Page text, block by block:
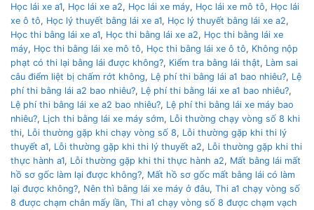
Học lái xe a1, Học lái xe a2, Học lái xe máy, Học lái xe mô tô, Học lái
xe ô tô, Học lý thuyết bằng lái xe a1, Học lý thuyết bằng lái xe a2,
Học thi bằng lái xe a1, Học thi bằng lái xe a2, Học thi bằng lái xe
máy, Học thi bằng lái xe mô tô, Học thi bằng lái xe ô tô, Không nộp
phạt có thi lại bằng lái được không?, Kiểm tra bằng lái thật, Làm sai
câu điểm liệt bị chấm rớt không, Lệ phí thi bằng lái a1 bao nhiêu?, Lệ
phí thi bằng lái a2 bao nhiêu?, Lệ phí thi bằng lái xe a1 bao nhiêu?,
Lệ phí thi bằng lái xe a2 bao nhiêu?, Lệ phí thi bằng lái xe máy bao
nhiêu?, Lịch thi bằng lái xe máy sớm, Lỗi thường chạy vòng số 8 khi
thi, Lỗi thường gặp khi chạy vòng số 8, Lỗi thường gặp khi thi lý
thuyết a1, Lỗi thường gặp khi thi lý thuyết a2, Lỗi thường gặp khi thi
thực hành a1, Lỗi thường gặp khi thi thực hành a2, Mất bằng lái mất
hồ sơ gốc làm lại được không?, Mất hồ sơ gốc mất bằng lái có làm
lại được không?, Nên thì bằng lái xe máy ở đâu, Thi a1 chạy vòng số
8 được chạm chân mấy lần, Thi a1 chạy vòng số 8 được chạm vạch